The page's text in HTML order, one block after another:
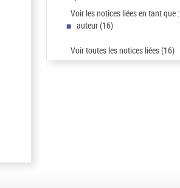
Voir les notices liées en tant que :
auteur (16)
Voir toutes les notices liées (16)